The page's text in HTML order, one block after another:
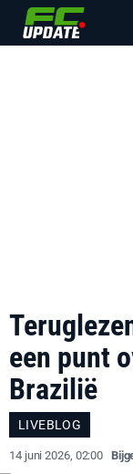
een punt
Brazilië
LIVEBLOG
14 juni 2026, 02:00